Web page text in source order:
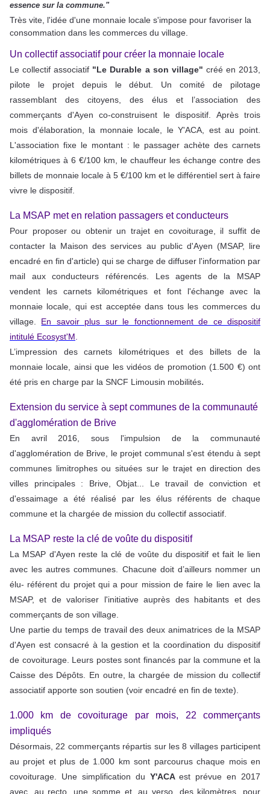
essence sur la commune."
Très vite, l'idée d'une monnaie locale s'impose pour favoriser la
consommation dans les commerces du village.
Un collectif associatif pour créer la monnaie locale
Le collectif associatif "Le Durable a son village" créé en 2013,
pilote le projet depuis le début. Un comité de pilotage
rassemblant des citoyens, des élus et l’association des
commerçants d'Ayen co-construisent le dispositif. Après trois
mois d'élaboration, la monnaie locale, le Y'ACA, est au point.
L'association fixe le montant : le passager achète des carnets
kilométriques à 6 €/100 km, le chauffeur les échange contre des
billets de monnaie locale à 5 €/100 km et le différentiel sert à faire
vivre le dispositif.
La MSAP met en relation passagers et conducteurs
Pour proposer ou obtenir un trajet en covoiturage, il suffit de
contacter la Maison des services au public d'Ayen (MSAP, lire
encadré en fin d'article) qui se charge de diffuser l'information par
mail aux conducteurs référencés. Les agents de la MSAP
vendent les carnets kilométriques et font l'échange avec la
monnaie locale, qui est acceptée dans tous les commerces du
village. En savoir plus sur le fonctionnement de ce dispositif
intitulé Ecosyst'M.
L’impression des carnets kilométriques et des billets de la
monnaie locale, ainsi que les vidéos de promotion (1.500 €) ont
été pris en charge par la SNCF Limousin mobilités.
Extension du service à sept communes de la communauté
d'agglomération de Brive
En avril 2016, sous l'impulsion de la communauté
d'agglomération de Brive, le projet communal s'est étendu à sept
communes limitrophes ou situées sur le trajet en direction des
villes principales : Brive, Objat... Le travail de conviction et
d'essaimage a été réalisé par les élus référents de chaque
commune et la chargée de mission du collectif associatif.
La MSAP reste la clé de voûte du dispositif
La MSAP d'Ayen reste la clé de voûte du dispositif et fait le lien
avec les autres communes. Chacune doit d’ailleurs nommer un
élu- référent du projet qui a pour mission de faire le lien avec la
MSAP, et de valoriser l'initiative auprès des habitants et des
commerçants de son village.
Une partie du temps de travail des deux animatrices de la MSAP
d'Ayen est consacré à la gestion et la coordination du dispositif
de covoiturage. Leurs postes sont financés par la commune et la
Caisse des Dépôts. En outre, la chargée de mission du collectif
associatif apporte son soutien (voir encadré en fin de texte).
1.000 km de covoiturage par mois, 22 commerçants
impliqués
Désormais, 22 commerçants répartis sur les 8 villages participent
au projet et plus de 1.000 km sont parcourus chaque mois en
covoiturage. Une simplification du Y'ACAest prévue en 2017
avec, au recto, une somme et, au verso, des kilomètres, pour